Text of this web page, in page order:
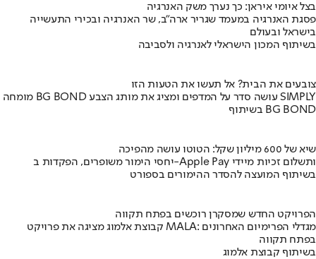
בצל איומי איראן: כך נערך משק האנרגיה
פסגת האנרגיה במעמד שגריר ארה"ב, שר האנרגיה ובכירי התעשייה
בישראל ובעולם
בשיתוף המכון הישראלי לאנרגיה ולסביבה
צובעים את הבית? אל תעשו את הטעות הזו
מומחה BG BOND עושה סדר על המדפים ומציג את מותג הצבע SIMPLY
בשיתוף BG BOND
שיא של 600 מיליון שקל: הטוטו עושה מהפיכה
יחסי הימור משופרים, הפקדות ב-Apple Pay ותשלום זכיות מיידי
בשיתוף המועצה להסדר ההימורים בספורט
הפרויקט החדש שמסקרן רוכשים בפתח תקווה
קבוצת אלמוג מציגה את פרויקט MALA: מגדלי הפרימיום האחרונים
בפתח תקווה
בשיתוף קבוצת אלמוג